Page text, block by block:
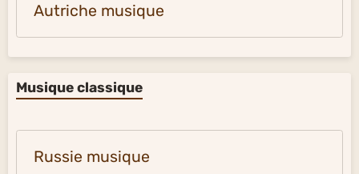
Autriche musique
Musique classique
Russie musique